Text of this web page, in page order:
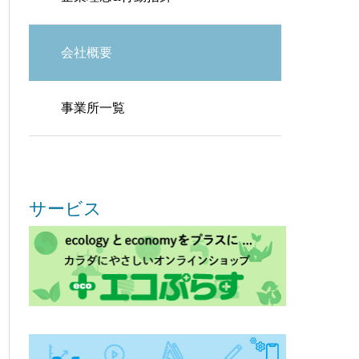
会社概要
事業所一覧
サービス